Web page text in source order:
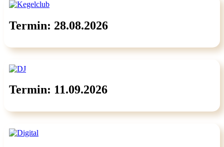
Termin: 28.08.2026
Termin: 11.09.2026